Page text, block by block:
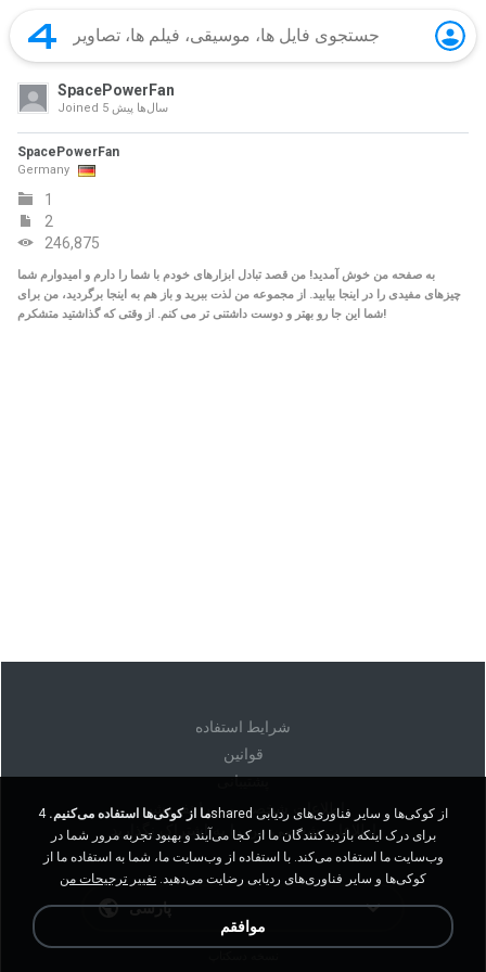
SpacePowerFan
Joined 5 سال‌ها پیش
SpacePowerFan
Germany
1
2
246,875
به صفحه من خوش آمدید! من قصد تبادل ابزارهای خودم با شما را دارم و امیدوارم شما
چیزهای مفیدی را در اینجا بیابید. از مجموعه من لذت ببرید و باز هم به اینجا برگردید، من برای
شما این جا رو بهتر و دوست داشتنی تر می کنم. از وقتی که گذاشتید متشکرم!
شرايط استفاده
قوانين
پشتیبانی
اطلاعات شخصی من را نفروشید
اطلاعات شخصی من را به اشتراک نگذارید
پارسی
ما از کوکی‌ها استفاده می‌کنیم. 4shared از کوکی‌ها و سایر فناوری‌های ردیابی
برای درک اینکه بازدیدکنندگان ما از کجا می‌آیند و بهبود تجربه مرور شما در
وب‌سایت ما استفاده می‌کند. با استفاده از وب‌سایت ما، شما به استفاده ما از
کوکی‌ها و سایر فناوری‌های ردیابی رضایت می‌دهید. تغییر ترجیحات من
موافقم